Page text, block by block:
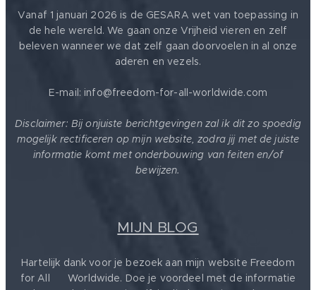
Vanaf 1 januari 2026 is de GESARA wet van toepassing in
de hele wereld. We gaan onze Vrijheid vieren en zelf
beleven wanneer we dat zelf gaan doorvoelen in al onze
aderen en vezels.
E-mail: info@freedom-for-all-worldwide.com
Disclaimer: Bij onjuiste berichtgevingen zal ik dit zo spoedig
mogelijk rectificeren op mijn website, zodra jij met de juiste
informatie komt met onderbouwing van feiten en/of
bewijzen.
MIJN BLOG
Hartelijk dank voor je bezoek aan mijn website Freedom
for All ❤️ Worldwide. Doe je voordeel met de informatie